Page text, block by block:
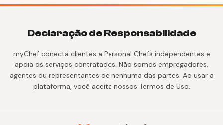
Declaração de Responsabilidade
myChef conecta clientes a Personal Chefs independentes e
apoia os serviços contratados. Não somos empregadores,
agentes ou representantes de nenhuma das partes. Ao usar a
plataforma, você aceita nossos Termos de Uso.